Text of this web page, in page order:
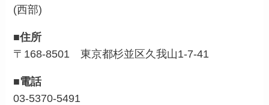
(西部)
■住所
〒168-8501 東京都杉並区久我山1-7-41
■電話
03-5370-5491